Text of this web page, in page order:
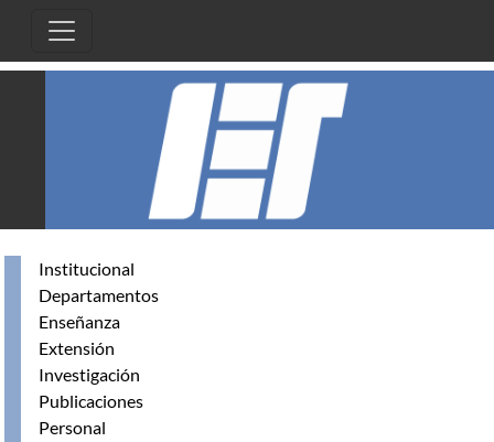
Institucional
Departamentos
Enseñanza
Extensión
Investigación
Publicaciones
Personal